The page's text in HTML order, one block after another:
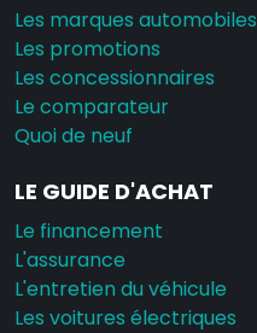
Les marques automobiles
Les promotions
Les concessionnaires
Le comparateur
Quoi de neuf
LE GUIDE D'ACHAT
Le financement
L'assurance
L'entretien du véhicule
Les voitures électriques